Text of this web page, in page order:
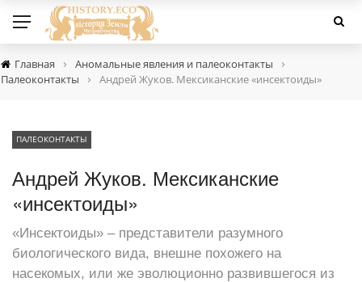
Главная › Аномальные явления и палеоконтакты ›
Палеоконтакты › Андрей Жуков. Мексиканские «инсектоиды»
ПАЛЕОКОНТАКТЫ
Андрей Жуков. Мексиканские
«инсектоиды»
«Инсектоиды» – представители разумного
биологического вида, внешне похожего на
насекомых, или же эволюционно развившегося из